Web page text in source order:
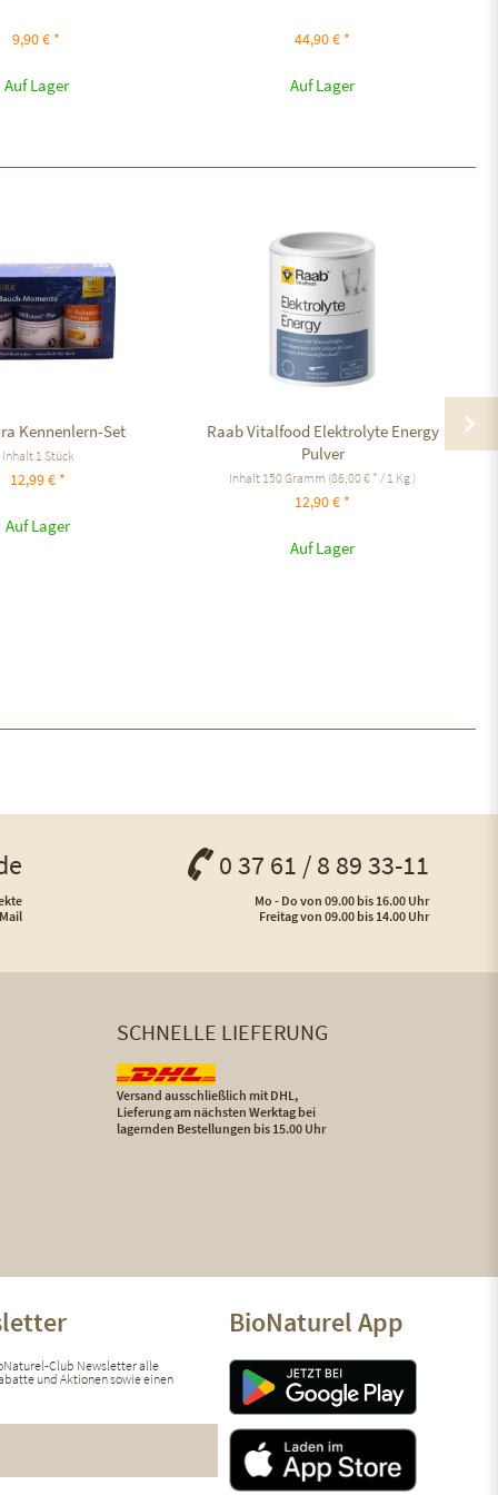
9,90 € *
Auf Lager
44,90 € *
Auf Lager
Kennenlern-Set
Inhalt 1 Stück
12,99 € *
Auf Lager
Raab Vitalfood Elektrolyte Energy
Pulver
Inhalt 150 Gramm (86,00 € * / 1 Kg )
12,90 € *
Auf Lager
0 37 61 / 8 89 33-11
Mo - Do von 09.00 bis 16.00 Uhr
Freitag von 09.00 bis 14.00 Uhr
SCHNELLE LIEFERUNG
Versand ausschließlich mit DHL,
Lieferung am nächsten Werktag bei
lagernden Bestellungen bis 15.00 Uhr
Club Newsletter alle
und Aktionen sowie einen
BioNaturel App